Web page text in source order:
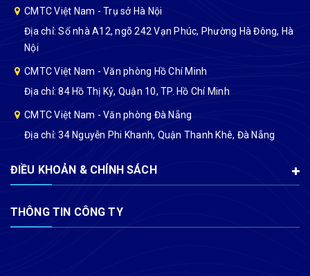
CMTC Việt Nam - Trụ sở Hà Nội
Địa chỉ: Số nhà A12, ngõ 242 Vạn Phúc, Phường Hà Đông, Hà
Nội
CMTC Việt Nam - Văn phòng Hồ Chí Minh
Địa chỉ: 84 Hồ Thị Kỷ, Quận 10, TP. Hồ Chí Minh
CMTC Việt Nam - Văn phòng Đà Nẵng
Địa chỉ: 34 Nguyễn Phi Khanh, Quận Thanh Khê, Đà Nẵng
ĐIỀU KHOẢN & CHÍNH SÁCH
THÔNG TIN CÔNG TY